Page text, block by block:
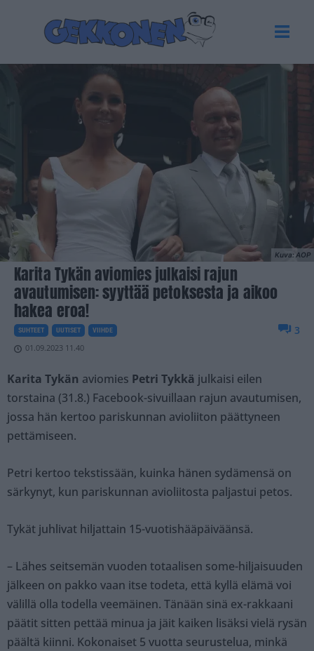
Kuva: AOP
Karita Tykän aviomies julkaisi rajun
avautumisen: syyttää petoksesta ja aikoo
hakea eroa!
SUHTEET UUTISET VIIHDE
01.09.2023 11.40
3
Karita Tykän aviomies Petri Tykkä julkaisi eilen
torstaina (31.8.) Facebook-sivuillaan rajun avautumisen,
jossa hän kertoo pariskunnan avioliiton päättyneen
pettämiseen.
Petri kertoo tekstissään, kuinka hänen sydämensä on
särkynyt, kun pariskunnan avioliitosta paljastui petos.
Tykät juhlivat hiljattain 15-vuotishääpäiväänsä.
– Lähes seitsemän vuoden totaalisen some-hiljaisuuden
jälkeen on pakko vaan itse todeta, että kyllä elämä voi
välillä olla todella veemäinen. Tänään sinä ex-rakkaani
päätit sitten pettää minua ja jäit kaiken lisäksi vielä rysän
päältä kiinni. Kokonaiset 5 vuotta seurustelua, minkä